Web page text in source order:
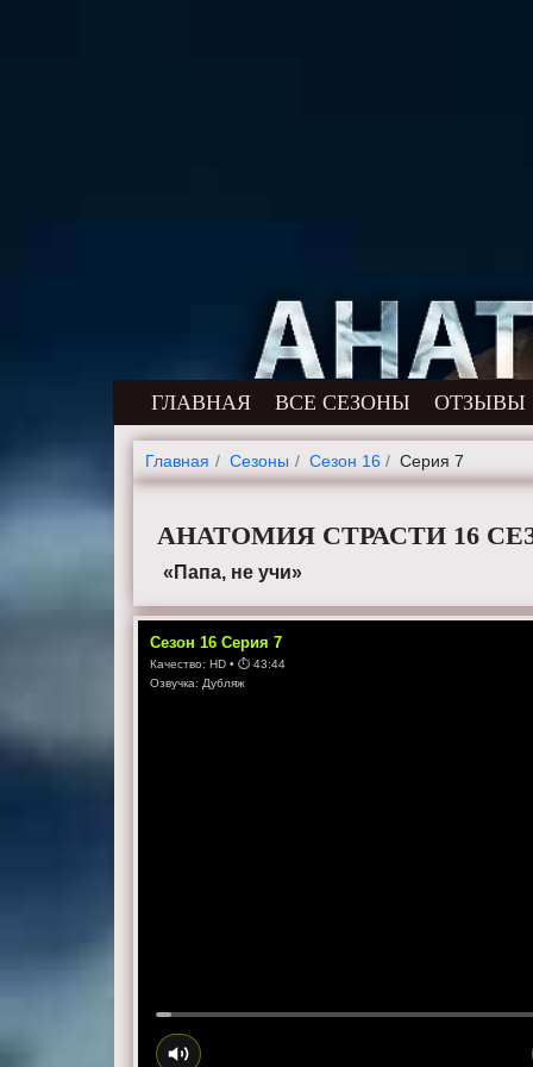
ГЛАВНАЯ ВСЕ СЕЗОНЫ ОТЗЫВЫ
Главная Cезоны Сезон 16 Серия 7
АНАТОМИЯ СТРАСТИ 16
«Папа, не учи»
Сезон16 Серия7
Качество:HD • ⏱43:44
Озвучка: Дубляж